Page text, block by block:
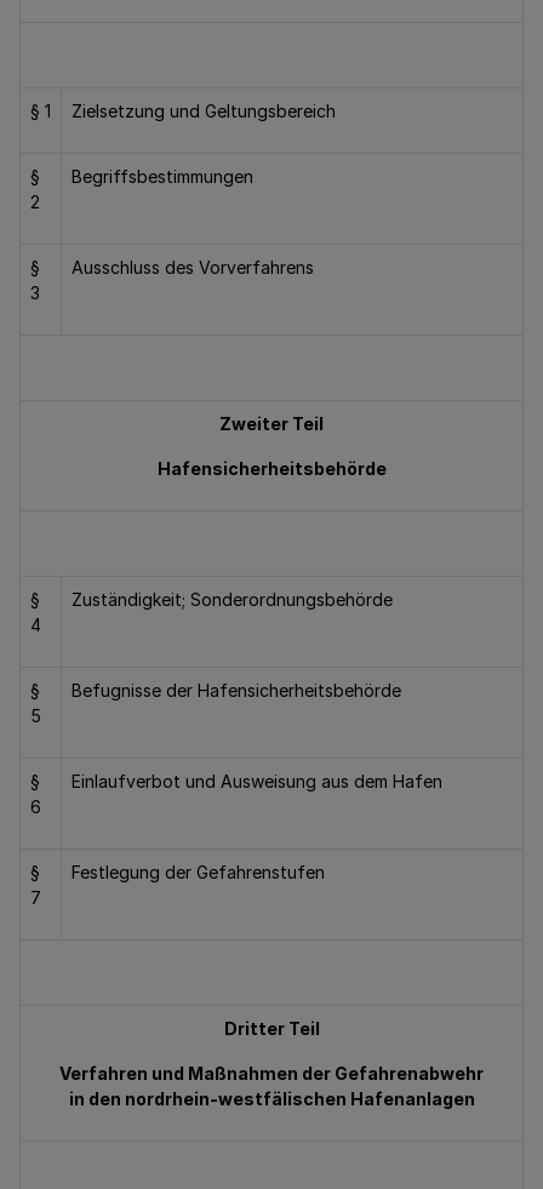
§ 1 Zielsetzung und Geltungsbereich
§
2
Begriffsbestimmungen
§
3
Ausschluss des Vorverfahrens
Zweiter Teil
Hafensicherheitsbehörde
§
4
Zuständigkeit; Sonderordnungsbehörde
§
5
Befugnisse der Hafensicherheitsbehörde
§
6
Einlaufverbot und Ausweisung aus dem Hafen
§
7
Festlegung der Gefahrenstufen
Dritter Teil
Verfahren und Maßnahmen der Gefahrenabwehr
in den nordrhein-westfälischen Hafenanlagen